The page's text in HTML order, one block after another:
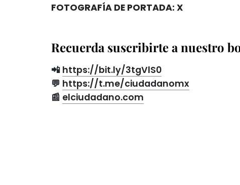
FOTOGRAFÍA DE PORTADA: X
Recuerda suscribirte a nuestro
📲 https://bit.ly/3tgVlS0
💬 https://t.me/ciudadanomx
📰 elciudadano.com